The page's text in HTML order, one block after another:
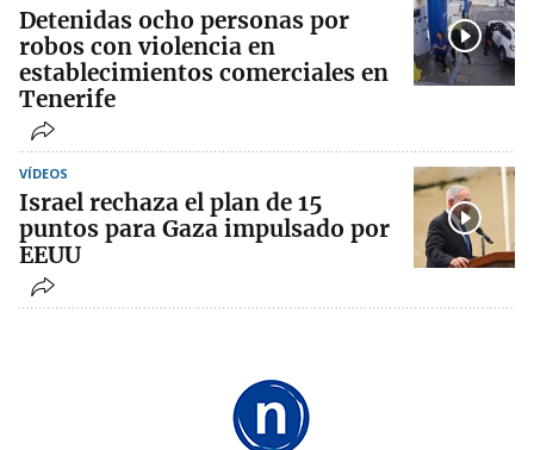
Detenidas ocho personas por
robos con violencia en
establecimientos comerciales en
Tenerife
VÍDEOS
Israel rechaza el plan de 15
puntos para Gaza impulsado por
EEUU